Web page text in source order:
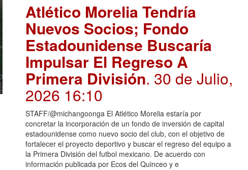
Atlético Morelia Tendría
Nuevos Socios; Fondo
Estadounidense Buscaría
Impulsar El Regreso A
Primera División. 30 de Julio,
2026 16:10
STAFF/@michangoonga El Atlético Morelia estaría por
concretar la incorporación de un fondo de inversión de capital
estadounidense como nuevo socio del club, con el objetivo de
fortalecer el proyecto deportivo y buscar el regreso del equipo a
la Primera División del futbol mexicano. De acuerdo con
información publicada por Ecos del Quinceo y e